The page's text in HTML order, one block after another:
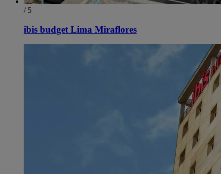
/ 5
ibis budget Lima Miraflores